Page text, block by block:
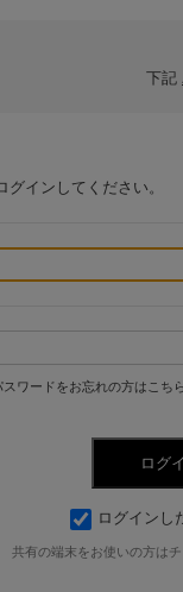
下記
インしてください。
スワードをお忘れの方はこちら
ログインし
共有の端末をお使いの方は